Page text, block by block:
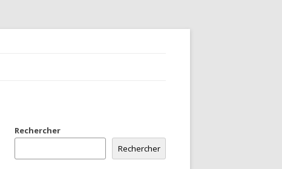
Rechercher
Rechercher